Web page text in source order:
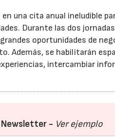
una cita anual ineludible
Durante las dos
oportunidades de
Además, se habilitarán
intercambiar
Newsletter - Ver ejemplo